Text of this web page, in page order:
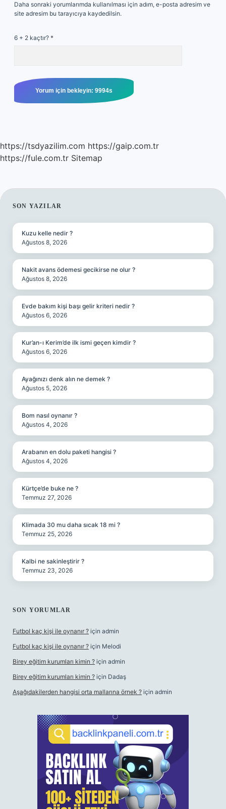
Daha sonraki yorumlarımda kullanılması için adım, e-posta adresim ve
site adresim bu tarayıcıya kaydedilsin.
6 + 2 kaçtır? *
https://tsdyazilim.com https://gaip.com.tr
https://fule.com.tr Sitemap
SIDEBAR
SON YAZILAR
Kuzu kelle nedir ?
Ağustos 8, 2026
Nakit avans ödemesi gecikirse ne olur ?
Ağustos 8, 2026
Evde bakım kişi başı gelir kriteri nedir ?
Ağustos 6, 2026
Kur’an-ı Kerim’de ilk ismi geçen kimdir ?
Ağustos 6, 2026
Ayağınızı denk alın ne demek ?
Ağustos 5, 2026
Bom nasıl oynanır ?
Ağustos 4, 2026
Arabanın en dolu paketi hangisi ?
Ağustos 4, 2026
Kürtçe’de buke ne ?
Temmuz 27, 2026
Klimada 30 mu daha sıcak 18 mi ?
Temmuz 25, 2026
Kalbi ne sakinleştirir ?
Temmuz 23, 2026
SON YORUMLAR
Futbol kaç kişi ile oynanır ? için admin
Futbol kaç kişi ile oynanır ? için Melodi
Birey eğitim kurumları kimin ? için admin
Birey eğitim kurumları kimin ? için Dadaş
Aşağıdakilerden hangisi orta mallarına örnek ? için admin